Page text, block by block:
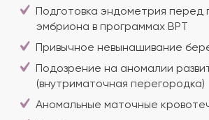
Подготовка эндометрия
эмбриона в программах ВРТ
Привычное невынашивание
Подозрение на аномалии
(внутриматочная перегородка)
Аномальные маточные